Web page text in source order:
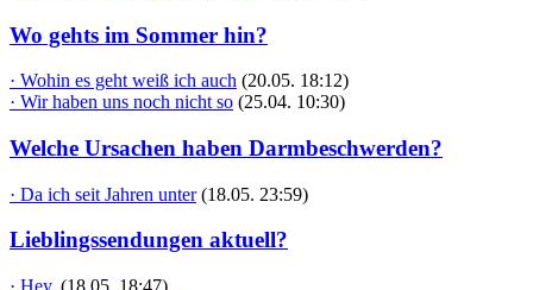
Wo gehts im Sommer hin?
· Wohin es geht weiß ich auch (20.05. 18:12)
· Wir haben uns noch nicht so (25.04. 10:30)
Welche Ursachen haben Darmbeschwerden?
· Da ich seit Jahren unter (18.05. 23:59)
Lieblingssendungen aktuell?
· Hey, (18.05. 18:47)